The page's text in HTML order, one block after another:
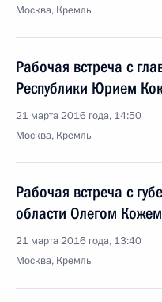
Москва, Кремль
Рабочая встреча с
Республики Юрием
21 марта 2016 года, 14:50
Москва, Кремль
Рабочая встреча с
области Олегом
21 марта 2016 года, 13:40
Москва, Кремль